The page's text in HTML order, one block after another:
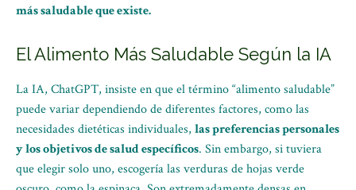
más saludable que existe.
El Alimento Más Saludable Según la IA
La IA, ChatGPT, insiste en que el término “alimento saludable”
puede variar dependiendo de diferentes factores, como las
necesidades dietéticas individuales, las preferencias personales
y los objetivos de salud específicos. Sin embargo, si tuviera
que elegir solo uno, escogería las verduras de hojas verde